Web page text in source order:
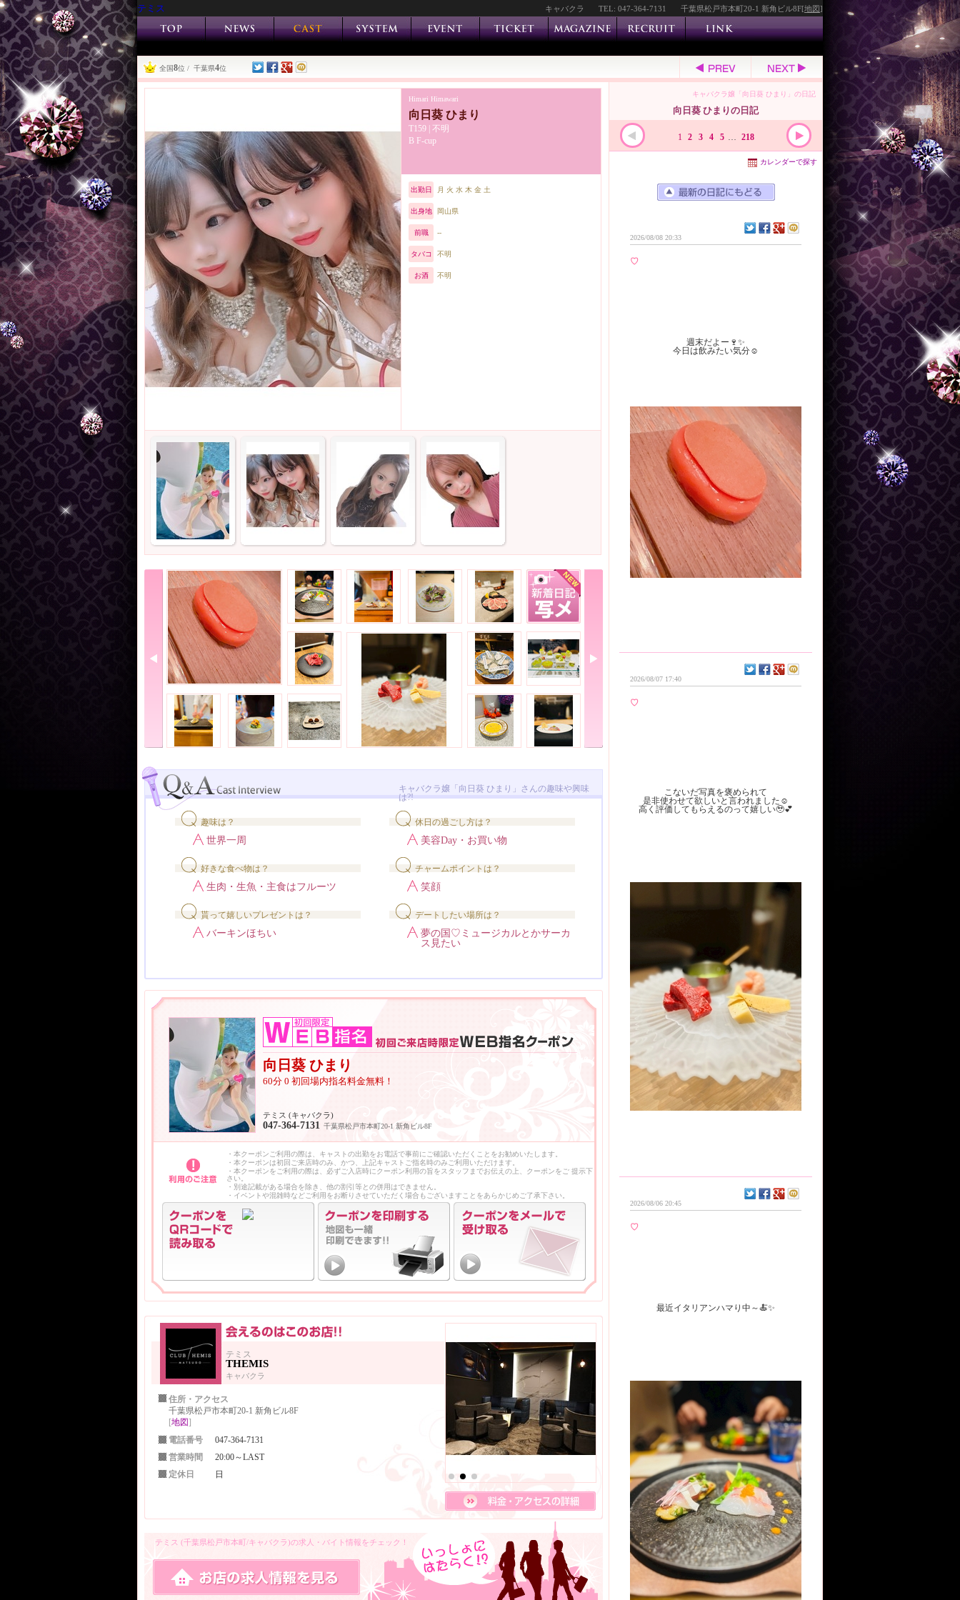
テミス キャバクラ TEL: 047-364-7131 千葉県松戸市本町20-1 新角ビル8F[地図]
全国8位 / 千葉県4位
向日葵 ひまり
Himari Himawari
T159 | 不明
B F-cup
出勤日 月 火 水 木 金 土
出身地 岡山県
前職 --
タバコ 不明
お酒 不明
キャバクラ嬢「向日葵 ひまり」さんの趣味や興味
は?!
趣味は？
世界一周
休日の過ごし方は？
美容Day・お買い物
好きな食べ物は？
生肉・生魚・主食はフルーツ
チャームポイントは？
笑顔
貰って嬉しいプレゼントは？
バーキンほちい
デートしたい場所は？
夢の国♡ミュージカルとかサーカ
ス見たい
向日葵 ひまり
60分 0 初回場内指名料金無料！
テミス (キャバクラ)
047-364-7131 千葉県松戸市本町20-1 新角ビル8F
・本クーポンご利用の際は、キャストの出勤をお電話で事前にご確認いただくことをお勧めいたします。
・本クーポンは初回ご来店時のみ、かつ、上記キャストご指名時のみご利用いただけます。
・本クーポンをご利用の際は、必ずご入店時にクーポン利用の旨をスタッフまでお伝えの上、クーポンをご 提示下
さい。
・別途記載がある場合を除き、他の割引等との併用はできません。
・イベントや混雑時などご利用をお断りさせていただく場合もございますことをあらかじめご了承下さい。
テミス
THEMIS
キャバクラ
住所・アクセス
千葉県松戸市本町20-1 新角ビル8F
[地図]
電話番号
047-364-7131
営業時間
20:00～LAST
定休日
日
テミス (千葉県松戸市本町/キャバクラ)の求人・バイト情報をチェック！
向日葵 ひまりの日記
キャバクラ嬢「向日葵 ひまり」の日記
1 2 3 4 5 … 218
カレンダーで探す
2026/08/08 20:33
♡
週末だよー🍷✨
今日は飲みたい気分☺️
2026/08/07 17:40
♡
こないだ写真を褒められて
是非使わせて欲しいと言われました☺️
高く評価してもらえるのって嬉しい🥹💕
2026/08/06 20:45
♡
最近イタリアンハマり中～🍝✨